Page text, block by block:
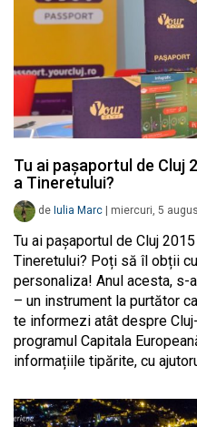
Tu ai pașaportul de Cluj
a Tineretului?
de Iulia Marc miercuri, 5
Tu ai pașaportul de Cluj
Tineretului? Poți să îl obții
personaliza! Anul acesta, s-
– un instrument la purtător
te informezi atât despre
programul Capitala
informațiile tipărite, cu